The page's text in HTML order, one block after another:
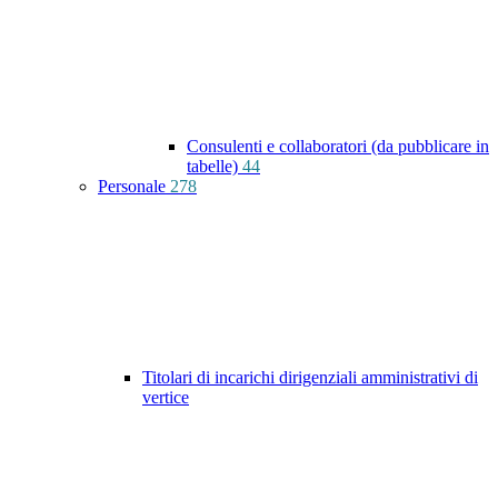
Consulenti e collaboratori (da pubblicare in
tabelle) 44
Personale 278
Titolari di incarichi dirigenziali amministrativi di
vertice